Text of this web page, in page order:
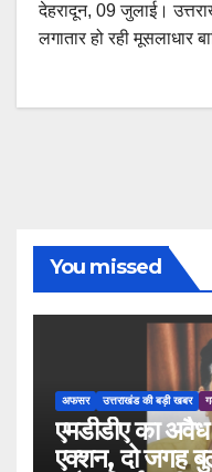
देहरादून, 09 जुलाई।
लगातार हो रही मूसलाधार
You missed
अफसर उत्तराखंड की बड़ी खबर
एमडीडीए का अवैध
एक्शन, दो जगह